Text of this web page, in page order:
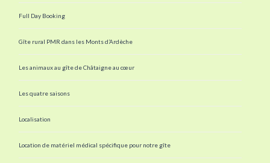
Full Day Booking
Gîte rural PMR dans les Monts d’Ardèche
Les animaux au gîte de Châtaigne au cœur
Les quatre saisons
Localisation
Location de matériel médical spécifique pour notre gîte